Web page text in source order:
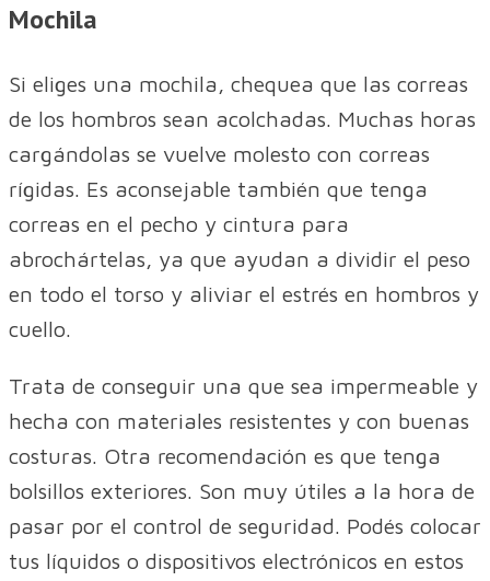
Mochila
Si eliges una mochila, chequea que las correas
de los hombros sean acolchadas. Muchas horas
cargándolas se vuelve molesto con correas
rígidas. Es aconsejable también que tenga
correas en el pecho y cintura para
abrochártelas, ya que ayudan a dividir el peso
en todo el torso y aliviar el estrés en hombros y
cuello.
Trata de conseguir una que sea impermeable y
hecha con materiales resistentes y con buenas
costuras. Otra recomendación es que tenga
bolsillos exteriores. Son muy útiles a la hora de
pasar por el control de seguridad. Podés colocar
tus líquidos o dispositivos electrónicos en estos